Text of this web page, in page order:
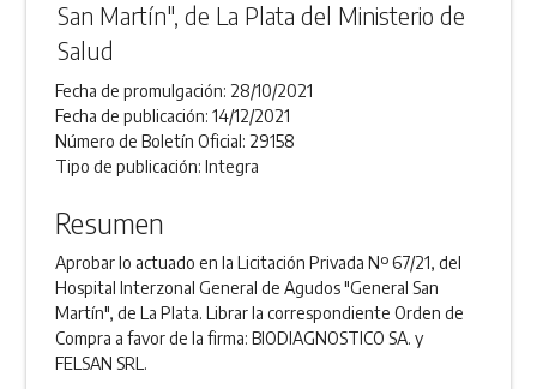
San Martín", de La Plata del Ministerio de
Salud
Fecha de promulgación: 28/10/2021
Fecha de publicación:14/12/2021
Número de Boletín Oficial: 29158
Tipo de publicación:Integra
Resumen
Aprobar lo actuado en la Licitación Privada Nº 67/21, del
Hospital Interzonal General de Agudos "General San
Martín", de La Plata. Librar la correspondiente Orden de
Compra a favor de la firma: BIODIAGNOSTICO SA. y
FELSAN SRL.